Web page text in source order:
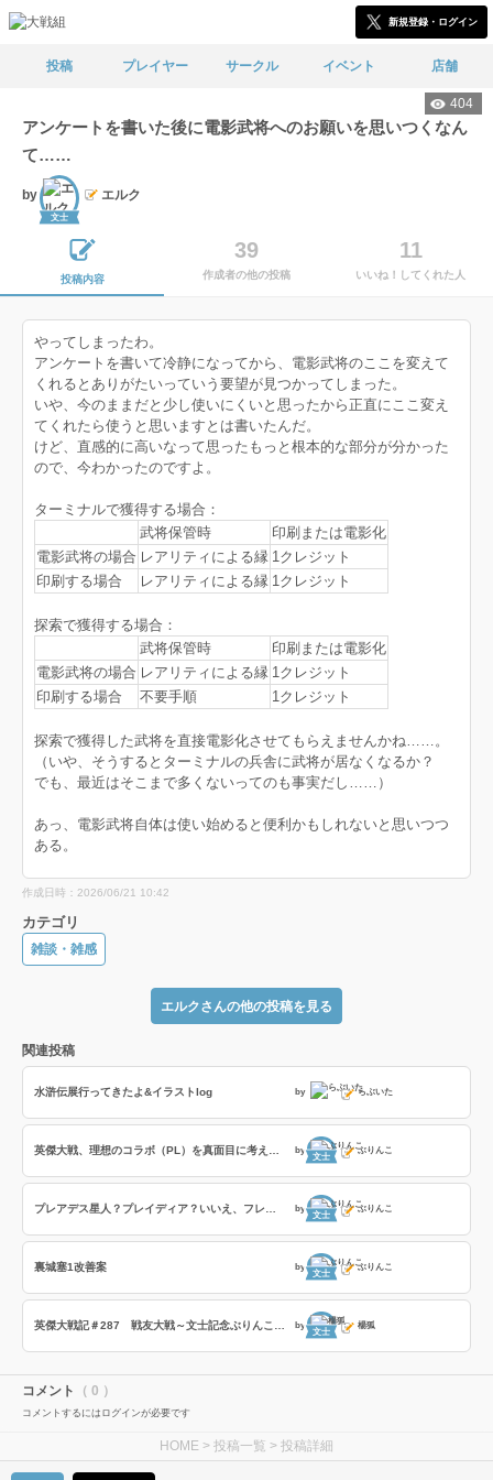
新規登録・ログイン
投稿 プレイヤー サークル イベント 店舗
404
アンケートを書いた後に電影武将へのお願いを思いつくなん
て……
by
文士
エルク
投稿内容
39
作成者の他の投稿
11
いいね！してくれた人
やってしまったわ。
アンケートを書いて冷静になってから、電影武将のここを変えて
くれるとありがたいっていう要望が見つかってしまった。
いや、今のままだと少し使いにくいと思ったから正直にここ変え
てくれたら使うと思いますとは書いたんだ。
けど、直感的に高いなって思ったもっと根本的な部分が分かった
ので、今わかったのですよ。
ターミナルで獲得する場合：
武将保管時
印刷または電影化
電影武将の場合 レアリティによる縁 1クレジット
印刷する場合
レアリティによる縁 1クレジット
探索で獲得する場合：
武将保管時
印刷または電影化
電影武将の場合 レアリティによる縁 1クレジット
印刷する場合
不要手順 1クレジット
探索で獲得した武将を直接電影化させてもらえませんかね……。
（いや、そうするとターミナルの兵舎に武将が居なくなるか？
でも、最近はそこまで多くないってのも事実だし……）
あっ、電影武将自体は使い始めると便利かもしれないと思いつつ
ある。
作成日時：2026/06/21 10:42
カテゴリ
雑談・雑感
エルクさんの他の投稿を見る
関連投稿
水滸伝展行ってきたよ&イラストlog by らぶいた
by
文士
ぶりんこ
by
文士
ぶりんこ
裏城塞1改善案 by
文士
ぶりんこ
by
文士
楊狐
コメント （ 0 ）
コメントするにはログインが必要です
HOME > 投稿一覧 > 投稿詳細